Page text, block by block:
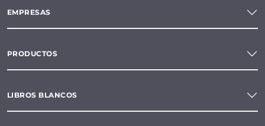
EMPRESAS
PRODUCTOS
LIBROS BLANCOS